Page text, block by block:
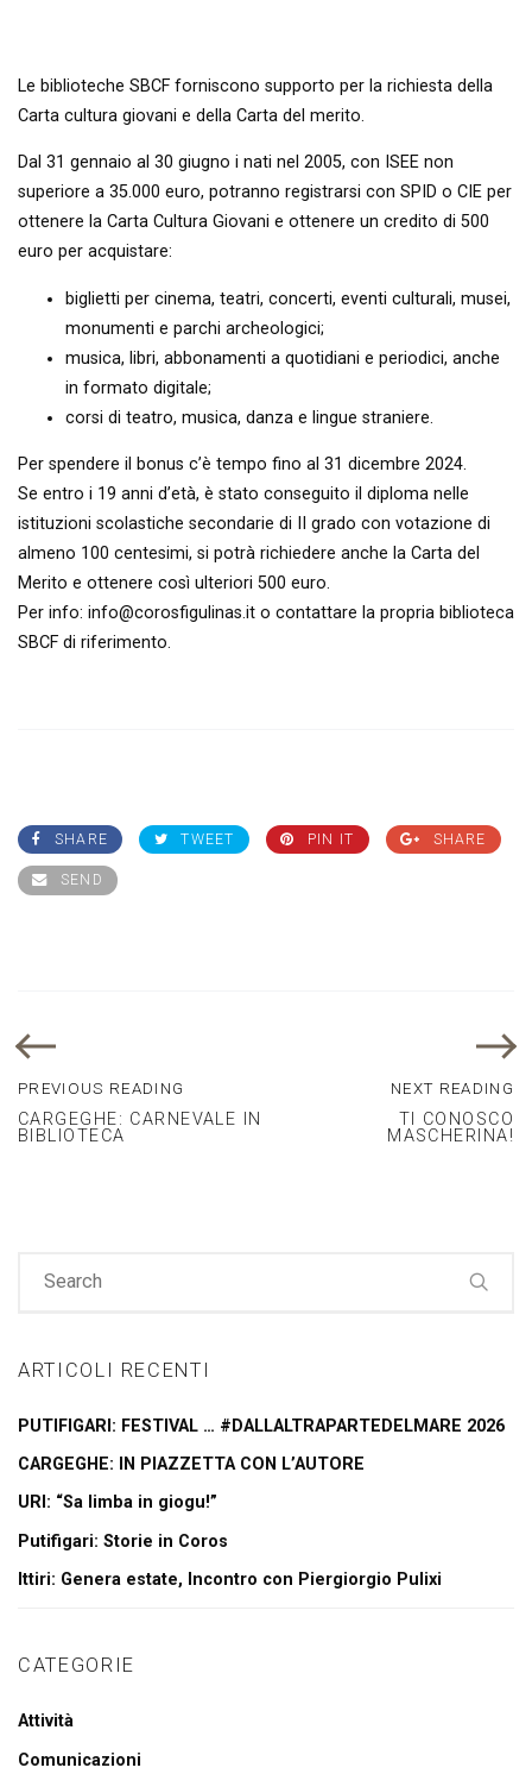
Le biblioteche SBCF forniscono supporto per la richiesta della
Carta cultura giovani e della Carta del merito.
Dal 31 gennaio al 30 giugno i nati nel 2005, con ISEE non
superiore a 35.000 euro, potranno registrarsi con SPID o CIE per
ottenere la Carta Cultura Giovani e ottenere un credito di 500
euro per acquistare:
biglietti per cinema, teatri, concerti, eventi culturali, musei,
monumenti e parchi archeologici;
musica, libri, abbonamenti a quotidiani e periodici, anche
in formato digitale;
corsi di teatro, musica, danza e lingue straniere.
Per spendere il bonus c’è tempo fino al 31 dicembre 2024.
Se entro i 19 anni d’età, è stato conseguito il diploma nelle
istituzioni scolastiche secondarie di II grado con votazione di
almeno 100 centesimi, si potrà richiedere anche la Carta del
Merito e ottenere così ulteriori 500 euro.
Per info: info@corosfigulinas.it o contattare la propria biblioteca
SBCF di riferimento.
SHARE TWEET PIN IT SHARE
SEND
PREVIOUS READING
CARGEGHE: CARNEVALE IN
BIBLIOTECA
NEXT READING
TI CONOSCO
MASCHERINA!
ARTICOLI RECENTI
PUTIFIGARI: FESTIVAL … #DALLALTRAPARTEDELMARE 2026
CARGEGHE: IN PIAZZETTA CON L’AUTORE
URI: “Sa limba in giogu!”
Putifigari: Storie in Coros
Ittiri: Genera estate, Incontro con Piergiorgio Pulixi
CATEGORIE
Attività
Comunicazioni